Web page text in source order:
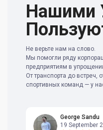
Нашими
Не верьте нам на слово.
Мы помогли ряду
предприятиям в
От транспорта до встреч,
спортивных команд — у
George Sandu
19 September